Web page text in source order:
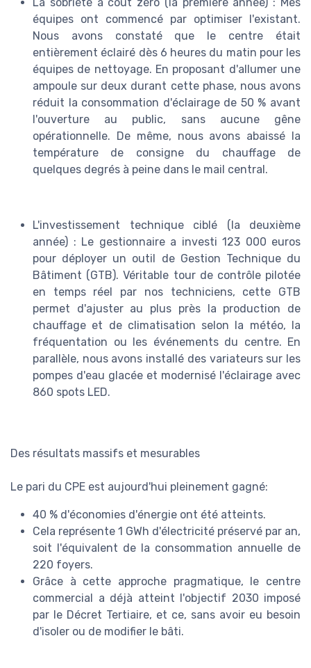
équipes ont commencé par optimiser l'existant.
Nous avons constaté que le centre était
entièrement éclairé dès 6 heures du matin pour les
équipes de nettoyage. En proposant d'allumer une
ampoule sur deux durant cette phase, nous avons
réduit la consommation d'éclairage de 50 % avant
l'ouverture au public, sans aucune gêne
opérationnelle. De même, nous avons abaissé la
température de consigne du chauffage de
quelques degrés à peine dans le mail central.
L'investissement technique ciblé (la deuxième
année) : Le gestionnaire a investi 123 000 euros
pour déployer un outil de Gestion Technique du
Bâtiment (GTB). Véritable tour de contrôle pilotée
en temps réel par nos techniciens, cette GTB
permet d'ajuster au plus près la production de
chauffage et de climatisation selon la météo, la
fréquentation ou les événements du centre. En
parallèle, nous avons installé des variateurs sur les
pompes d'eau glacée et modernisé l'éclairage avec
860 spots LED.
Des résultats massifs et mesurables
Le pari du CPE est aujourd'hui pleinement gagné:
40 % d'économies d'énergie ont été atteints.
Cela représente 1 GWh d'électricité préservé par an,
soit l'équivalent de la consommation annuelle de
220 foyers.
Grâce à cette approche pragmatique, le centre
commercial a déjà atteint l'objectif 2030 imposé
par le Décret Tertiaire, et ce, sans avoir eu besoin
d'isoler ou de modifier le bâti.